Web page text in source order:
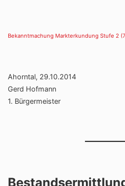
Bekannt­ma­chung Markt­er­kun­dung Stufe 2
Ahorntal, 29.10.2014
Gerd Hofmann
1. Bürger­meister